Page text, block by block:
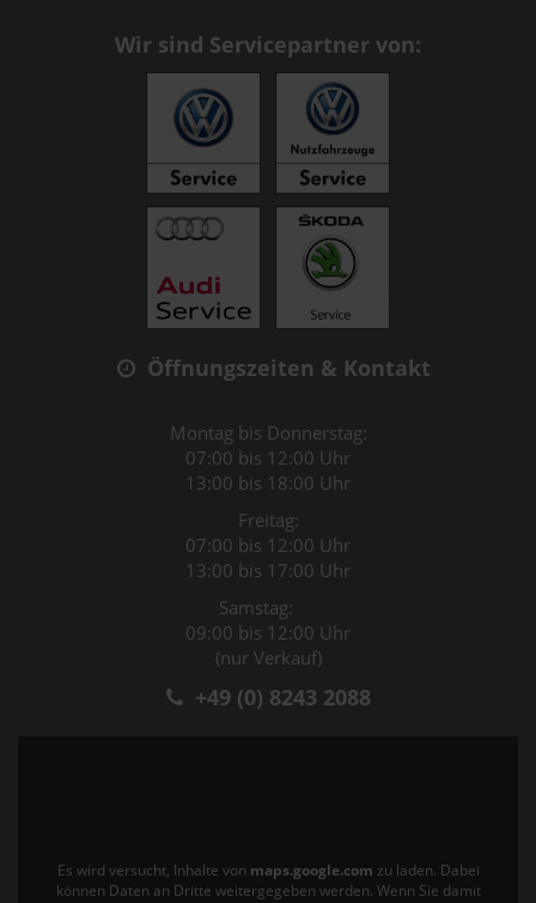
Wir sind Servicepartner von:
Öffnungszeiten & Kontakt
Montag bis Donnerstag:
07:00 bis 12:00 Uhr
13:00 bis 18:00 Uhr
Freitag:
07:00 bis 12:00 Uhr
13:00 bis 17:00 Uhr
Samstag:
09:00 bis 12:00 Uhr
(nur Verkauf)
+49 (0) 8243 2088
Es wird versucht, Inhalte von maps.google.com zu laden. Dabei
können Daten an Dritte weitergegeben werden. Wenn Sie damit